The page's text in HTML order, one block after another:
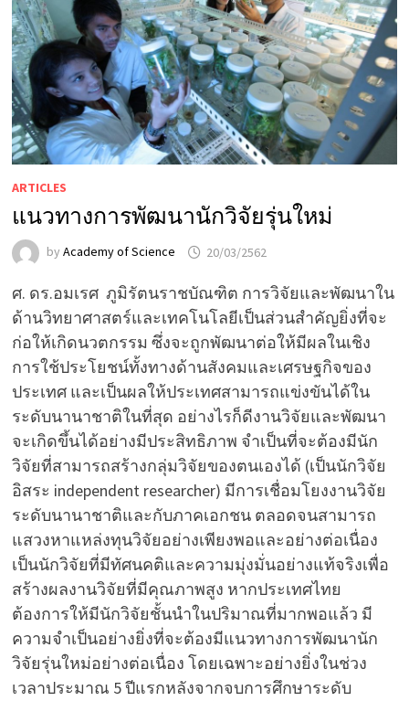
ARTICLES
แนวทางการพัฒนานักวิจัยรุ่นใหม่
by Academy of Science 20/03/2562
ศ. ดร.อมเรศ ภูมิรัตนราชบัณฑิต การวิจัยและพัฒนาใน
ด้านวิทยาศาสตร์และเทคโนโลยีเป็นส่วนสำคัญยิ่งที่จะ
ก่อให้เกิดนวตกรรม ซึ่งจะถูกพัฒนาต่อให้มีผลในเชิง
การใช้ประโยชน์ทั้งทางด้านสังคมและเศรษฐกิจของ
ประเทศ และเป็นผลให้ประเทศสามารถแข่งขันได้ใน
ระดับนานาชาติในที่สุด อย่างไรก็ดีงานวิจัยและพัฒนา
จะเกิดขึ้นได้อย่างมีประสิทธิภาพ จำเป็นที่จะต้องมีนัก
วิจัยที่สามารถสร้างกลุ่มวิจัยของตนเองได้ (เป็นนักวิจัย
อิสระ independent researcher) มีการเชื่อมโยงงานวิจัย
ระดับนานาชาติและกับภาคเอกชน ตลอดจนสามารถ
แสวงหาแหล่งทุนวิจัยอย่างเพียงพอและอย่างต่อเนื่อง
เป็นนักวิจัยที่มีทัศนคติและความมุ่งมั่นอย่างแท้จริงเพื่อ
สร้างผลงานวิจัยที่มีคุณภาพสูง หากประเทศไทย
ต้องการให้มีนักวิจัยชั้นนำในปริมาณที่มากพอแล้ว มี
ความจำเป็นอย่างยิ่งที่จะต้องมีแนวทางการพัฒนานัก
วิจัยรุ่นใหม่อย่างต่อเนื่อง โดยเฉพาะอย่างยิ่งในช่วง
เวลาประมาณ 5 ปีแรกหลังจากจบการศึกษาระดับ